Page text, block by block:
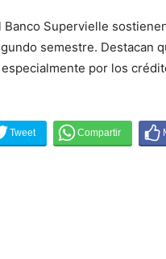
Banco Supervielle
semestre. Destacan
por los